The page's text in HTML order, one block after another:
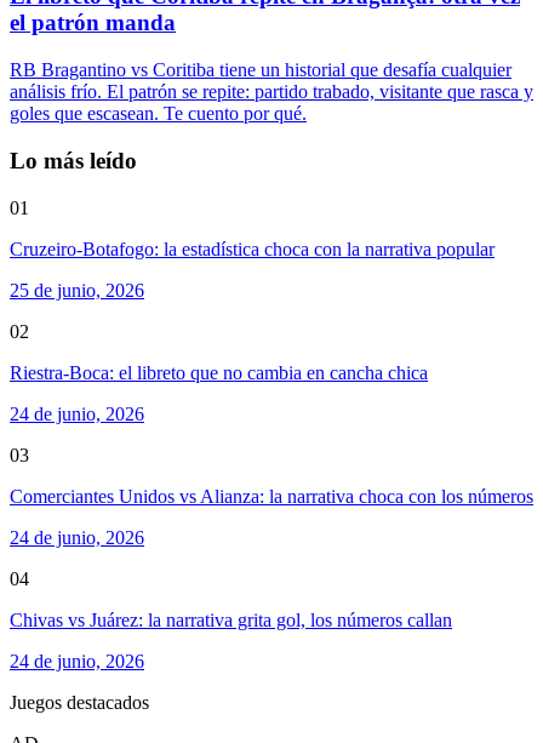
el patrón manda
RB Bragantino vs Coritiba tiene un historial que desafía cualquier
análisis frío. El patrón se repite: partido trabado, visitante que rasca y
goles que escasean. Te cuento por qué.
Lo más leído
01
Cruzeiro-Botafogo: la estadística choca con la narrativa popular
25 de junio, 2026
02
Riestra-Boca: el libreto que no cambia en cancha chica
24 de junio, 2026
03
Comerciantes Unidos vs Alianza: la narrativa choca con los números
24 de junio, 2026
04
Chivas vs Juárez: la narrativa grita gol, los números callan
24 de junio, 2026
Juegos destacados